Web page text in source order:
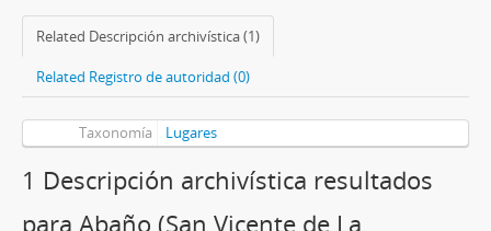
Related Descripción archivística (1)
Related Registro de autoridad (0)
Taxonomía Lugares
1 Descripción archivística resultados
para Abaño (San Vicente de La